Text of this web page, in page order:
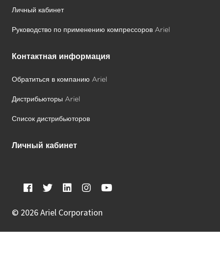
Личный кабинет
Руководство по применению компрессоров Ariel
Контактная информация
Обратиться в компанию Ariel
Дистрибьюторы Ariel
Список дистрибьюторов
Личный кабинет
© 2026 Ariel Corporation